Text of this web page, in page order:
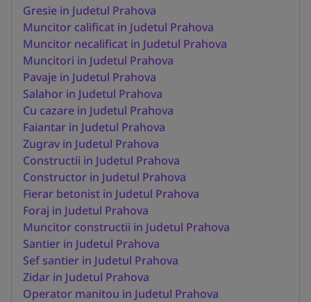
Gresie in Judetul Prahova
Muncitor calificat in Judetul Prahova
Muncitor necalificat in Judetul Prahova
Muncitori in Judetul Prahova
Pavaje in Judetul Prahova
Salahor in Judetul Prahova
Cu cazare in Judetul Prahova
Faiantar in Judetul Prahova
Zugrav in Judetul Prahova
Constructii in Judetul Prahova
Constructor in Judetul Prahova
Fierar betonist in Judetul Prahova
Foraj in Judetul Prahova
Muncitor constructii in Judetul Prahova
Santier in Judetul Prahova
Sef santier in Judetul Prahova
Zidar in Judetul Prahova
Operator manitou in Judetul Prahova